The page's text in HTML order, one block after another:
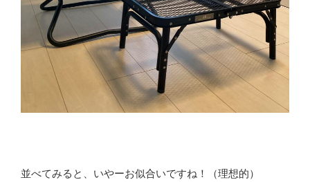
並べてみると、いやーお似合いですね！（理想的）